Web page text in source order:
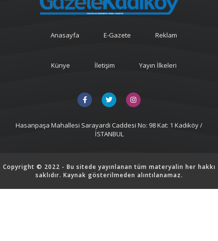
Anasayfa E-Gazete Reklam
Künye İletişim Yayın İlkeleri
Hasanpaşa Mahallesi Sarayardi Caddesi No: 98 Kat: 1 Kadıköy /
İSTANBUL
Copyright © 2022 - Bu sitede yayınlanan tüm materyalin her hakkı
saklıdır. Kaynak gösterilmeden alıntılanamaz.